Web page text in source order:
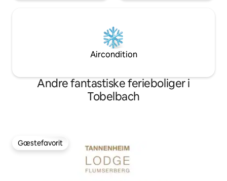
Aircondition
Andre fantastiske ferieboliger i
Tobelbach
Gæstefavorit
Gæstefavorit